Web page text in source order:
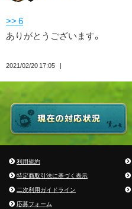
>> 6
ありがとうございます。
2021/02/20 17:05
利用規約
特定商取引法に基づく表示
二次利用ガイドライン
応募フォーム